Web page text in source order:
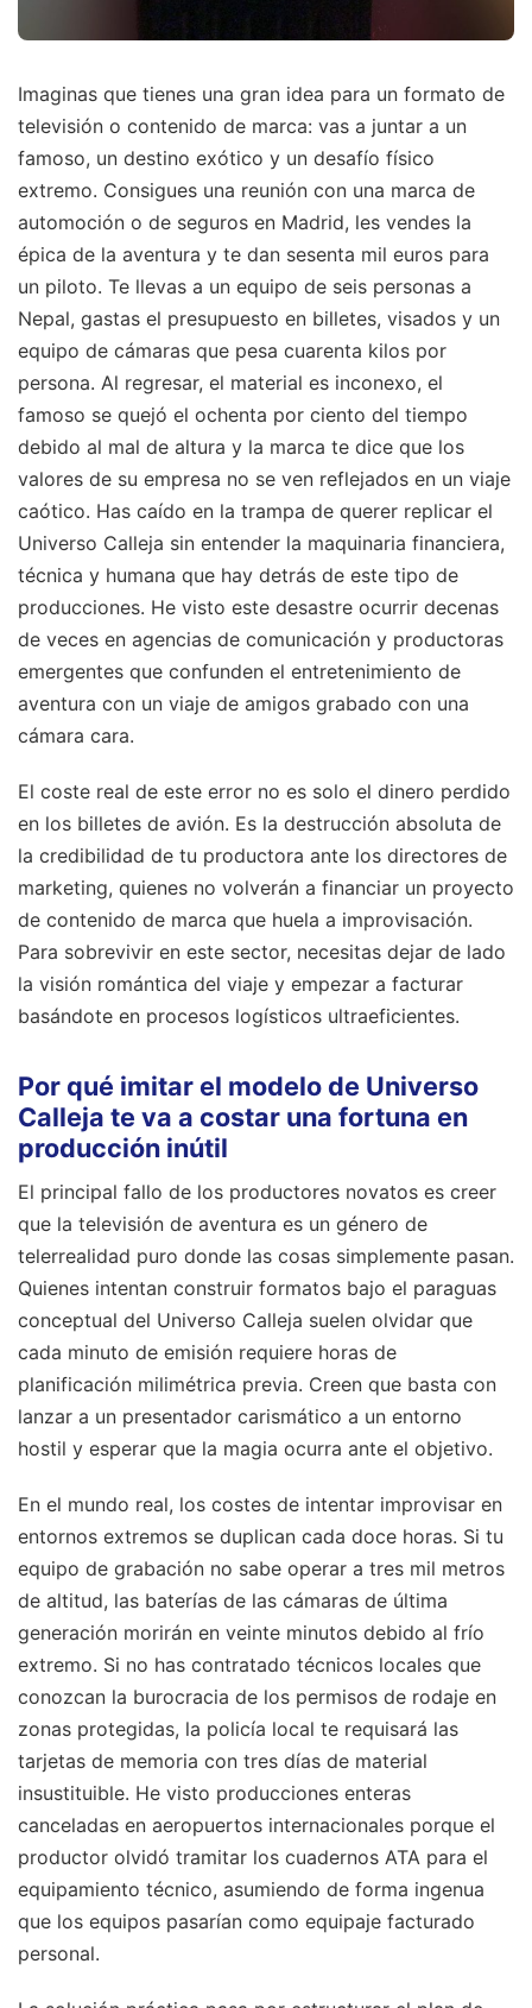
Imaginas que tienes una gran idea para un formato de
televisión o contenido de marca: vas a juntar a un
famoso, un destino exótico y un desafío físico
extremo. Consigues una reunión con una marca de
automoción o de seguros en Madrid, les vendes la
épica de la aventura y te dan sesenta mil euros para
un piloto. Te llevas a un equipo de seis personas a
Nepal, gastas el presupuesto en billetes, visados y un
equipo de cámaras que pesa cuarenta kilos por
persona. Al regresar, el material es inconexo, el
famoso se quejó el ochenta por ciento del tiempo
debido al mal de altura y la marca te dice que los
valores de su empresa no se ven reflejados en un viaje
caótico. Has caído en la trampa de querer replicar el
Universo Calleja sin entender la maquinaria financiera,
técnica y humana que hay detrás de este tipo de
producciones. He visto este desastre ocurrir decenas
de veces en agencias de comunicación y productoras
emergentes que confunden el entretenimiento de
aventura con un viaje de amigos grabado con una
cámara cara.
El coste real de este error no es solo el dinero perdido
en los billetes de avión. Es la destrucción absoluta de
la credibilidad de tu productora ante los directores de
marketing, quienes no volverán a financiar un proyecto
de contenido de marca que huela a improvisación.
Para sobrevivir en este sector, necesitas dejar de lado
la visión romántica del viaje y empezar a facturar
basándote en procesos logísticos ultraeficientes.
Por qué imitar el modelo de Universo
Calleja te va a costar una fortuna en
producción inútil
El principal fallo de los productores novatos es creer
que la televisión de aventura es un género de
telerrealidad puro donde las cosas simplemente pasan.
Quienes intentan construir formatos bajo el paraguas
conceptual del Universo Calleja suelen olvidar que
cada minuto de emisión requiere horas de
planificación milimétrica previa. Creen que basta con
lanzar a un presentador carismático a un entorno
hostil y esperar que la magia ocurra ante el objetivo.
En el mundo real, los costes de intentar improvisar en
entornos extremos se duplican cada doce horas. Si tu
equipo de grabación no sabe operar a tres mil metros
de altitud, las baterías de las cámaras de última
generación morirán en veinte minutos debido al frío
extremo. Si no has contratado técnicos locales que
conozcan la burocracia de los permisos de rodaje en
zonas protegidas, la policía local te requisará las
tarjetas de memoria con tres días de material
insustituible. He visto producciones enteras
canceladas en aeropuertos internacionales porque el
productor olvidó tramitar los cuadernos ATA para el
equipamiento técnico, asumiendo de forma ingenua
que los equipos pasarían como equipaje facturado
personal.